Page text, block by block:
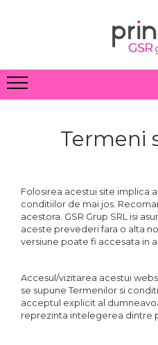
Termeni
Folosirea acestui site implica
conditiilor de mai jos.
acestora. GSR Grup SRL isi
aceste prevederi fara o alta
versiune poate fi accesata in
Accesul/vizitarea acestui
se supune Termenilor si
acceptul explicit al
reprezinta intelegerea dintre